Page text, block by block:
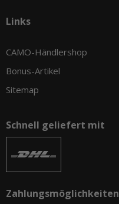
Links
CAMO-Händlershop
Bonus-Artikel
Sitemap
Schnell geliefert mit
Zahlungsmöglichkeiten